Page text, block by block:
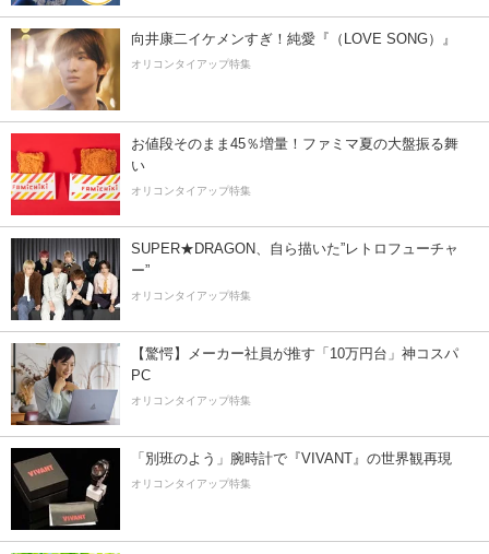
向井康二イケメンすぎ！純愛『（LOVE SONG）』
オリコンタイアップ特集
お値段そのまま45％増量！ファミマ夏の大盤振る舞
い
オリコンタイアップ特集
SUPER★DRAGON、自ら描いた”レトロフューチャ
ー”
オリコンタイアップ特集
【驚愕】メーカー社員が推す「10万円台」神コスパ
PC
オリコンタイアップ特集
「別班のよう」腕時計で『VIVANT』の世界観再現
オリコンタイアップ特集